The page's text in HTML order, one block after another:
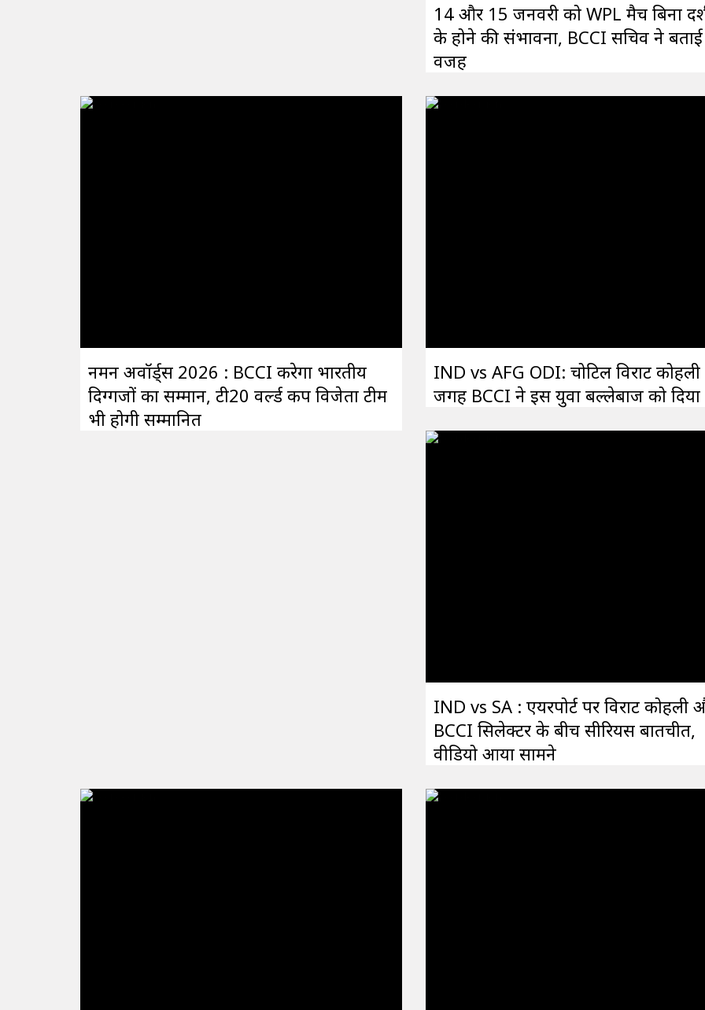
14 और 15 जनवरी को WPL मैच बिना
के होने की संभावना, BCCI सचिव ने बताई
वजह
नमन अवॉर्ड्स 2026 : BCCI करेगा भारतीय
दिग्गजों का सम्मान, टी20 वर्ल्ड कप विजेता टीम
भी होगी सम्मानित
IND vs AFG ODI: चोटिल विराट
जगह BCCI ने इस युवा बल्लेबाज को दिया
IND vs SA : एयरपोर्ट पर विराट कोहली
BCCI सिलेक्टर के बीच सीरियस बातचीत,
वीडियो आया सामने